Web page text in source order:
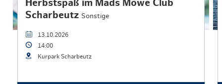
Herbstspaß im Mads Möwe Club
Scharbeutz Sonstige
13.10.2026
14:00
Kurpark Scharbeutz